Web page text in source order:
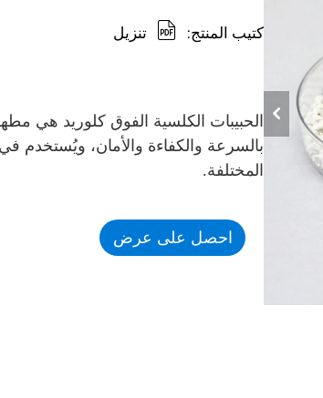
كتيب المنتج: تنزيل
الحبيبات الكلسية الفوق كلوريد هي
بالسرعة والكفاءة والأمان، ويُستخدم
المختلفة.
احصل على عرض